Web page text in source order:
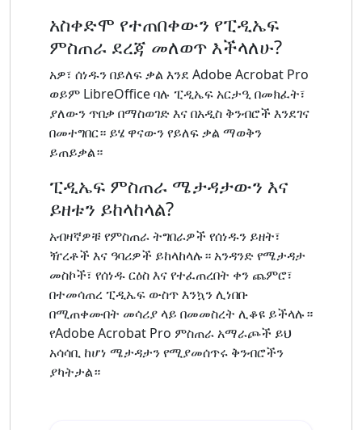
አስቀድሞ የተጠበቀውን የፒዲኤፍ
ምስጠራ ደረጃ መለወጥ እችላለሁ?
አዎ፣ ሰነዱን በይለፍ ቃል እንደ Adobe Acrobat Pro
ወይም LibreOffice ባሉ ፒዲኤፍ አርታዒ በመክፈት፣
ያለውን ጥበቃ በማስወገድ እና በአዲስ ቅንብሮች እንደገና
በመተግበር። ይሄ ዋናውን የይለፍ ቃል ማወቅን
ይጠይቃል።
ፒዲኤፍ ምስጠራ ሜታዳታውን እና
ይዘቱን ይከላከላል?
አብዛኛዎቹ የምስጠራ ትግበራዎች የሰነዱን ይዘት፣
ዥረቶች እና ዓባሪዎች ይከላከላሉ። አንዳንድ የሜታዳታ
መስኮች፣ የሰነዱ ርዕስ እና የተፈጠረበት ቀን ጨምሮ፣
በተመሳጠረ ፒዲኤፍ ውስጥ እንኳን ሊነበቡ
በሚጠቀሙበት መሳሪያ ላይ በመመስረት ሊቆዩ ይችላሉ።
የAdobe Acrobat Pro ምስጠራ አማራጮች ይህ
አሳሳቢ ከሆነ ሜታዳታን የሚያመሰጥሩ ቅንብሮችን
ያካትታል።